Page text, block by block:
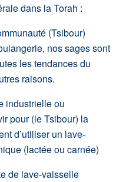
dans la Torah :
(Tsibour)
nos sages sont
les tendances du
raisons.
industrielle ou
pour (le Tsibour) la
d’utiliser un lave-
(lactée ou carnée)
de lave-vaisselle